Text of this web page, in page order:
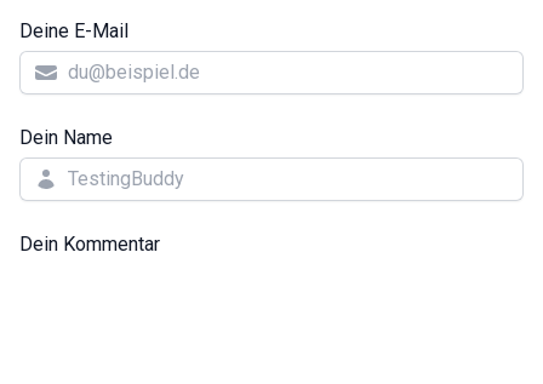
Deine E-Mail
Dein Name
Dein Kommentar